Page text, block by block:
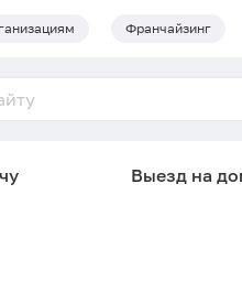
Франчайзинг
Выезд на